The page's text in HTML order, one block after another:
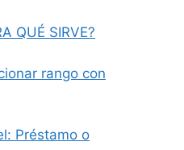
QUÉ SIRVE?
rango con
Préstamo o